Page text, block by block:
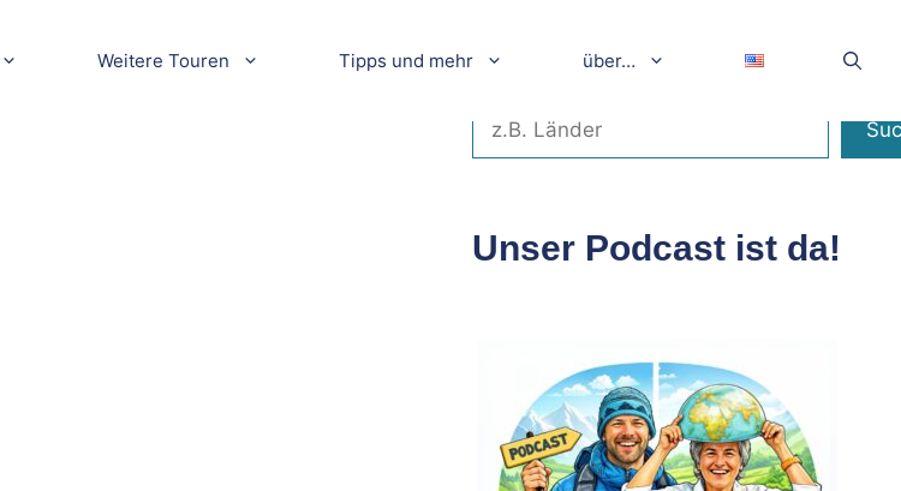
Weitere Touren Tipps und mehr über…
Unser Podcast ist da!